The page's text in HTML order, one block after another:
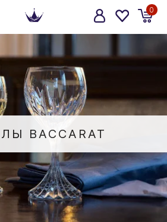
0
BACCARAT